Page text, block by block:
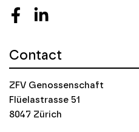
FacebookLinkedIn
Contact
ZFV Genossenschaft
Flüelastrasse 51
8047 Zürich